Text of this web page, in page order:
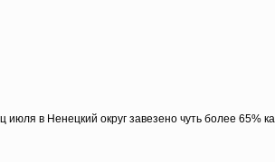
в Ненецкий округ завезено чуть более 65%